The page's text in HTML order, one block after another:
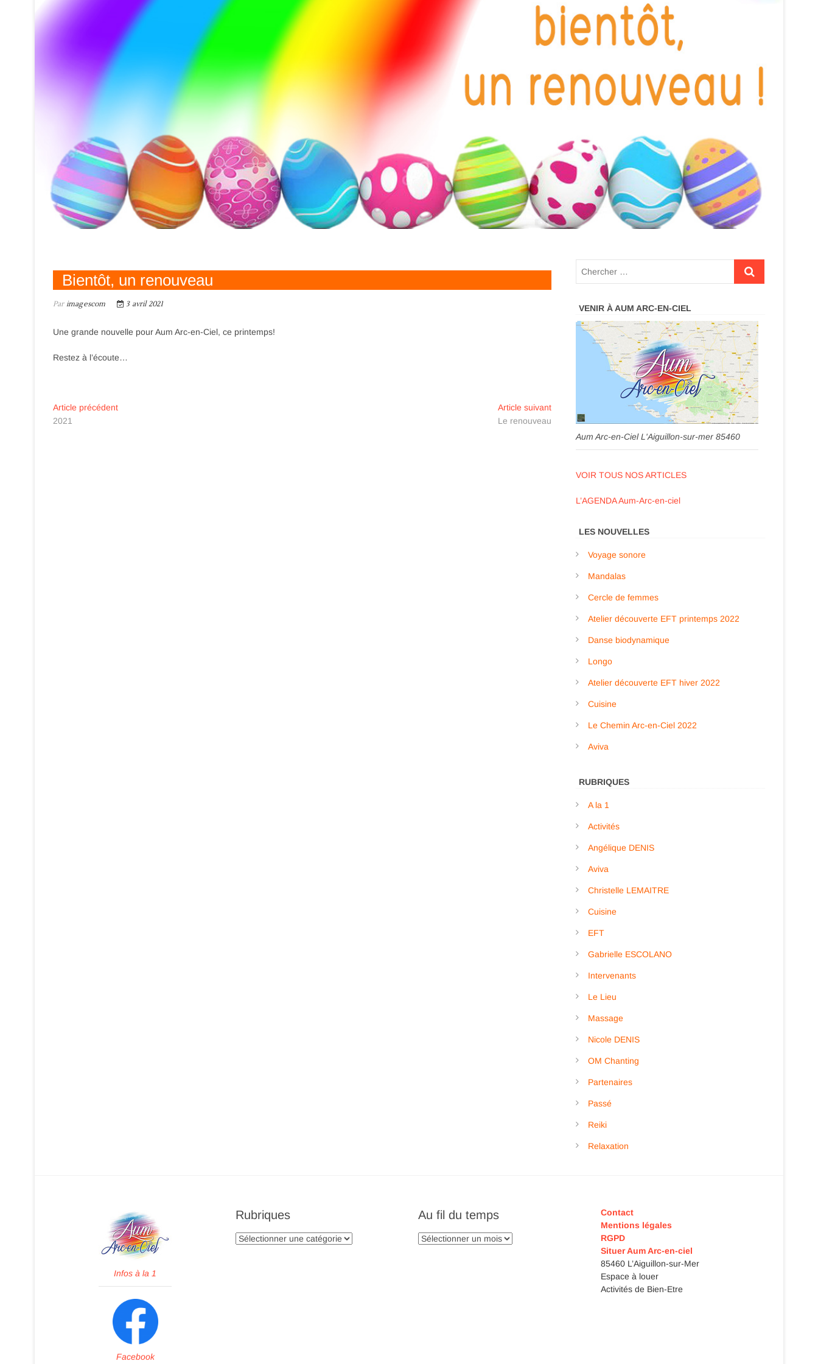
Bientôt, un renouveau
Parimagescom 3 avril 2021
Une grande nouvelle pour Aum Arc-en-Ciel, ce printemps!
Restez à l’écoute…
Navigation
de
Article précédentPrevious
2021
Article suivantNext
Le renouveau
VENIR À AUM ARC-EN-CIEL
Aum Arc-en-Ciel L'Aiguillon-sur-mer 85460
VOIR TOUS NOS ARTICLES
L’AGENDA Aum-Arc-en-ciel
LES NOUVELLES
Voyage sonore
Mandalas
Cercle de femmes
Atelier découverte EFT printemps 2022
Danse biodynamique
Longo
Atelier découverte EFT hiver 2022
Cuisine
Le Chemin Arc-en-Ciel 2022
Aviva
RUBRIQUES
A la 1
Activités
Angélique DENIS
Aviva
Christelle LEMAITRE
Cuisine
EFT
Gabrielle ESCOLANO
Intervenants
Le Lieu
Massage
Nicole DENIS
OM Chanting
Partenaires
Passé
Reiki
Relaxation
Infos à la 1
Facebook
Rubriques
Rubriques
Au fil du temps
Au
Contact
Mentions légales
RGPD
Situer Aum Arc-en-ciel
85460 L’Aiguillon-sur-Mer
Espace à louer
Activités de Bien-Etre